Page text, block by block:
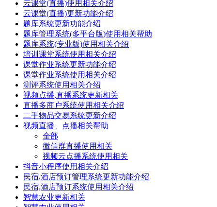
云课堂(直播)使用相关介绍
云课堂(直播)更新功能介绍
题库系统更新功能介绍
题库管理系统(多平台版)使用相关帮助
题库系统(专业版)使用相关介绍
培训课堂系统使用相关介绍
课堂作业系统更新功能介绍
课堂作业系统使用相关介绍
测评系统使用相关介绍
视频点播,直播系统更新相关
直播多商户系统使用相关介绍
二手物品交易系统更新介绍
视频直播、点播相关帮助
全部
微信群直播使用相关
视频云点播系统使用相关
抖音小程序使用相关介绍
民宿,酒店预订管理系统更新功能介绍
民宿,酒店预订系统使用相关介绍
智慧农业更新相关